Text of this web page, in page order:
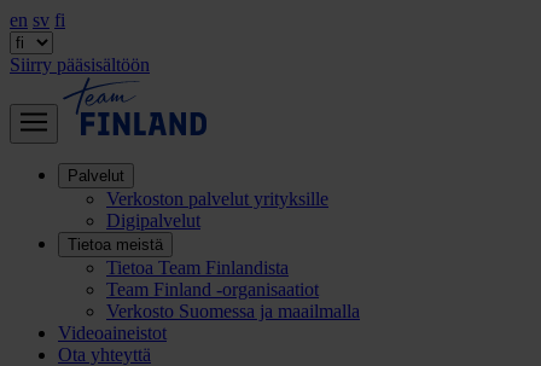
en sv fi
Siirry pääsisältöön
Palvelut
Verkoston palvelut yrityksille
Digipalvelut
Tietoa meistä
Tietoa Team Finlandista
Team Finland -organisaatiot
Verkosto Suomessa ja maailmalla
Videoaineistot
Ota yhteyttä